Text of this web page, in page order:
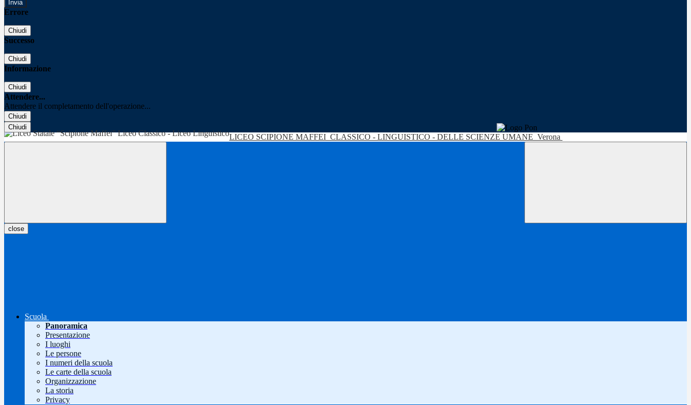
Errore
Chiudi
Successo
Chiudi
Informazione
Chiudi
Attendere...
Attendere il completamento dell'operazione...
Chiudi
Chiudi
LICEO SCIPIONE MAFFEI CLASSICO - LINGUISTICO - DELLE SCIENZE UMANE Verona
close
Scuola
Panoramica
Presentazione
I luoghi
Le persone
I numeri della scuola
Le carte della scuola
Organizzazione
La storia
Privacy